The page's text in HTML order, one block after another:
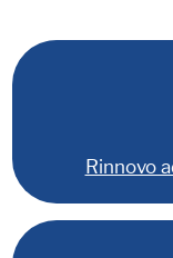
Rinnovo